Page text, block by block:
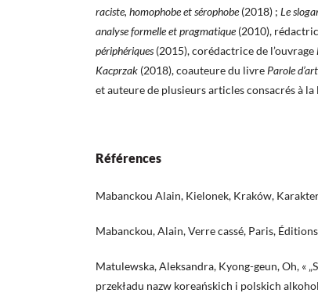
raciste, homophobe et sérophobe(2018) ; Le
analyse formelle et pragmatique(2010),
périphériques (2015), corédactrice de l’ouvrage
Kacprzak (2018), coauteure du livre Parole
et auteure de plusieurs articles consacrés à
Références
Mabanckou Alain, Kielonek, Kraków,
Mabanckou, Alain, Verre cassé, Paris,
Matulewska, Aleksandra, Kyong-geun, Oh, «
przekładu nazw koreańskich i polskich